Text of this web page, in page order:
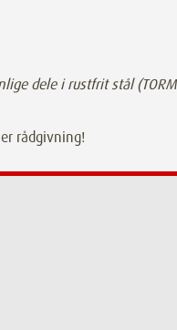
dele i rustfrit stål
rådgivning!